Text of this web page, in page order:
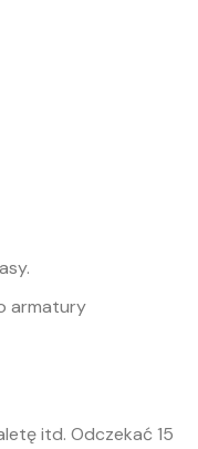
armatury
itd. Odczekać 15